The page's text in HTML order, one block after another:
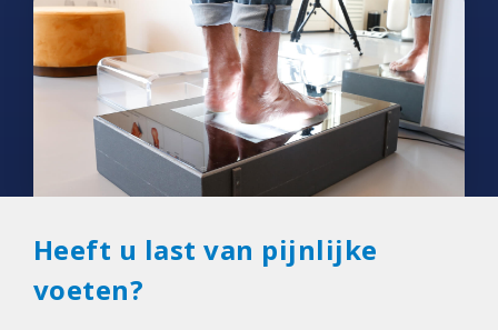
Heeft u last van pijnlijke
voeten?